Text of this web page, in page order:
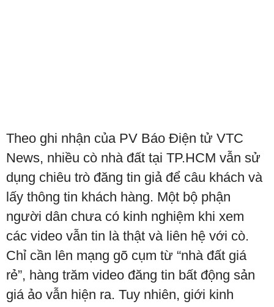
Theo ghi nhận của PV Báo Điện tử VTC
News, nhiều cò nhà đất tại TP.HCM vẫn sử
dụng chiêu trò đăng tin giả để câu khách và
lấy thông tin khách hàng. Một bộ phận
người dân chưa có kinh nghiệm khi xem
các video vẫn tin là thật và liên hệ với cò.
Chỉ cần lên mạng gõ cụm từ “nhà đất giá
rẻ”, hàng trăm video đăng tin bất động sản
giá ảo vẫn hiện ra. Tuy nhiên, giới kinh